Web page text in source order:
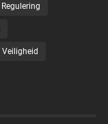
Regulering
Veiligheid